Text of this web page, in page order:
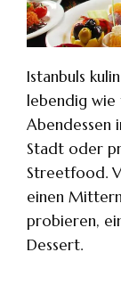
Istanbuls
lebendig wie
Abendessen
Stadt oder
Streetfood.
einen
probieren,
Dessert.